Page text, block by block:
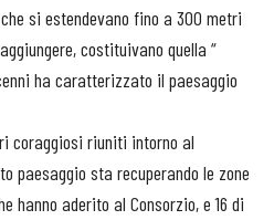
si estendevano fino a 300 metri
costituivano quella “
ha caratterizzato il paesaggio
coraggiosi riuniti intorno al
paesaggio sta recuperando le zone
hanno aderito al Consorzio, e 16 di